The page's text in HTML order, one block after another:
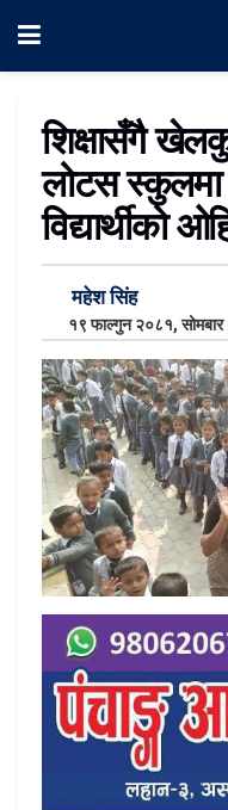
शिक्षासँगै
लोटस स्कुलमा
विद्यार्थीको
महेश सिंह
१९ फाल्गुन २०८१,